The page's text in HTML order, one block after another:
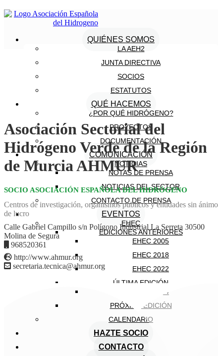
QUIÉNES SOMOS
LA AEH2
JUNTA DIRECTIVA
SOCIOS
ESTATUTOS
QUÉ HACEMOS
¿POR QUÉ HIDRÓGENO?
PROYECTOS
DOCUMENTACIÓN
COMUNICACIÓN
NOTICIAS
NOTAS DE PRENSA
NOTICIAS DEL SECTOR
CONTACTO DE PRENSA
EVENTOS
EHEC
EDICIONES ANTERIORES
EHEC 2005
EHEC 2018
EHEC 2022
ÚLTIMA EDICIÓN
EHEC 2024
PRÓXIMA EDICIÓN
CALENDARIO
HAZTE SOCIO
CONTACTO
Asociación Sectorial del
Hidrógeno Verde de la Región
de Murcia AHMUR
SOCIO ASOCIACIÓN ESPAÑOLA DEL HIDRÓGENO
Centros de investigación, organismos públicos y entidades sin ánimo
de lucro
Calle Gabriel Campillo s/n Polígono Industrial La Serreta 30500
Molina de Segura
968520361
http://www.ahmur.org
secretaria.tecnica@ahmur.org